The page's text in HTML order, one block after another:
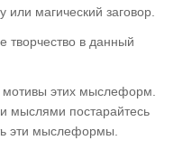
или магический заговор.
творчество в данный
этих мыслеформ.
мыслями постарайтесь
эти мыслеформы.